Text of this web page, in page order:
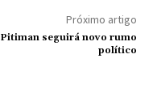
Próximo artigo
Pitiman seguirá novo rumo
político